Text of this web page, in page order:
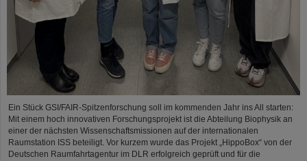
Ein Stück GSI/FAIR-Spitzenforschung soll im kommenden Jahr ins All starten:
Mit einem hoch innovativen Forschungsprojekt ist die Abteilung Biophysik an
einer der nächsten Wissenschaftsmissionen auf der internationalen
Raumstation ISS beteiligt. Vor kurzem wurde das Projekt „HippoBox“ von der
Deutschen Raumfahrtagentur im DLR erfolgreich geprüft und für die